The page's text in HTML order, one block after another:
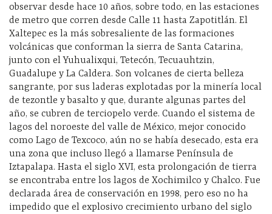
observar desde hace 10 años, sobre todo, en las estaciones
de metro que corren desde Calle 11 hasta Zapotitlán. El
Xaltepec es la más sobresaliente de las formaciones
volcánicas que conforman la sierra de Santa Catarina,
junto con el Yuhualixqui, Tetecón, Tecuauhtzin,
Guadalupe y La Caldera. Son volcanes de cierta belleza
sangrante, por sus laderas explotadas por la minería local
de tezontle y basalto y que, durante algunas partes del
año, se cubren de terciopelo verde. Cuando el sistema de
lagos del noroeste del valle de México, mejor conocido
como Lago de Texcoco, aún no se había desecado, esta era
una zona que incluso llegó a llamarse Península de
Iztapalapa. Hasta el siglo XVI, esta prolongación de tierra
se encontraba entre los lagos de Xochimilco y Chalco. Fue
declarada área de conservación en 1998, pero eso no ha
impedido que el explosivo crecimiento urbano del siglo